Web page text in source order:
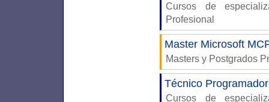
Cursos de
Profesional
Master Microsoft
Masters y Postgrados
Técnico
Cursos de